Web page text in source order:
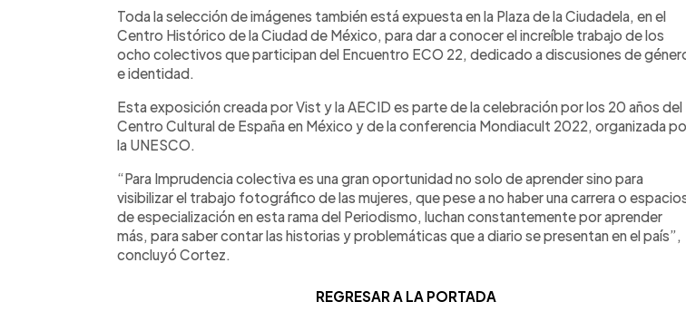
Toda la selección de imágenes también está expuesta en la Plaza de la Ciudadela, en el
Centro Histórico de la Ciudad de México, para dar a conocer el increíble trabajo de los
ocho colectivos que participan del Encuentro ECO 22, dedicado a discusiones de
e identidad.
Esta exposición creada por Vist y la AECID es parte de la celebración por los 20 años del
Centro Cultural de España en México y de la conferencia Mondiacult 2022, organizada
la UNESCO.
“Para Imprudencia colectiva es una gran oportunidad no solo de aprender sino para
visibilizar el trabajo fotográfico de las mujeres, que pese a no haber una carrera o
de especialización en esta rama del Periodismo, luchan constantemente por aprender
más, para saber contar las historias y problemáticas que a diario se presentan en el país”,
concluyó Cortez.
REGRESAR A LA PORTADA